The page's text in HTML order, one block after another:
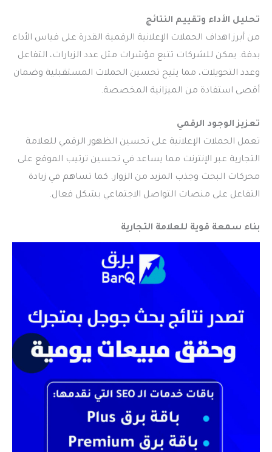
تحليل الأداء وتقييم النتائج
من أبرز اهداف الحملات الإعلانية الرقمية القدرة على قياس الأداء
بدقة. يمكن للشركات تتبع مؤشرات مثل عدد الزيارات، التفاعل
وعدد التحويلات، مما يتيح تحسين الحملات المستقبلية وضمان
أقصى استفادة من الميزانية المخصصة.
تعزيز الوجود الرقمي
تعمل الحملات الإعلانية على تحسين الظهور الرقمي للعلامة
التجارية عبر الإنترنت مما يساعد في تحسين ترتيب الموقع على
محركات البحث وجذب المزيد من الزوار. كما تساهم في زيادة
التفاعل على منصات التواصل الاجتماعي بشكل فعال.
بناء سمعة قوية للعلامة التجارية